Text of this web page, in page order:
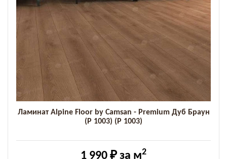
Ламинат Alpine Floor by Camsan - Premium Дуб Браун
(P 1003) (P 1003)
1 990 ₽ за м2